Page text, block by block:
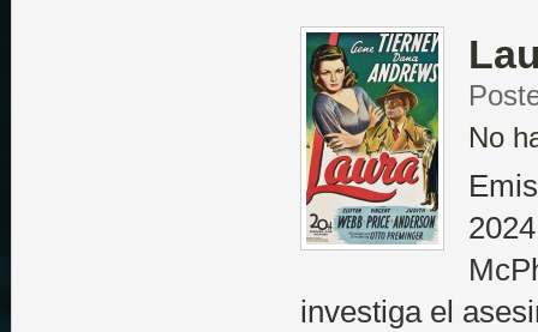
No
investiga el